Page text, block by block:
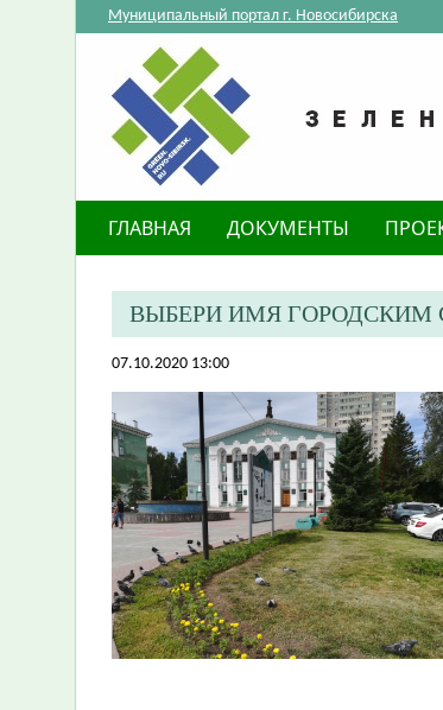
Муниципальный портал г. Новосибирска
ГЛАВНАЯ ДОКУМЕНТЫ
ВЫБЕРИ ИМЯ ГОРОДСКИМ
07.10.2020 13:00